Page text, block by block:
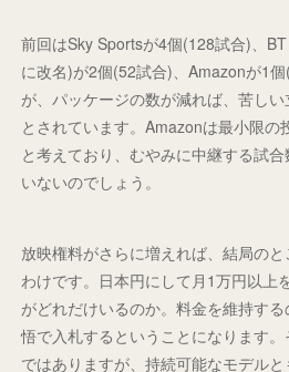
前回はSky Sportsが4個(128試合)、
に改名)が2個(52試合)、Amazonが1
が、パッケージの数が減れば、苦し
とされています。Amazonは最小限の
と考えており、むやみに中継する試
いないのでしょう。
放映権料がさらに増えれば、結局の
わけです。日本円にして月1万円以上
がどれだけいるのか。料金を維持す
悟で入札するということになります
ではありますが、持続可能なモデルと